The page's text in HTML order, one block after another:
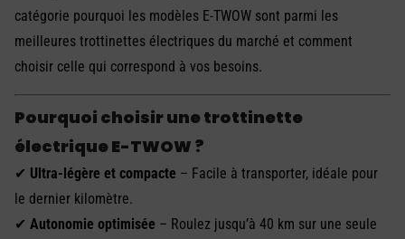
catégorie pourquoi les modèles E-TWOW sont parmi les
meilleures trottinettes électriques du marché et comment
choisir celle qui correspond à vos besoins.
Pourquoi choisir une trottinette
électrique E-TWOW ?
✔ Ultra-légère et compacte – Facile à transporter, idéale pour
le dernier kilomètre.
✔ Autonomie optimisée – Roulez jusqu’à 40 km sur une seule